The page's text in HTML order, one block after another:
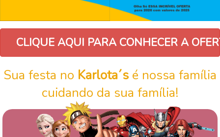
CLIQUE AQUI PARA CONHECER A
Sua festa no Karlota´s é nossa família
cuidando da sua família!